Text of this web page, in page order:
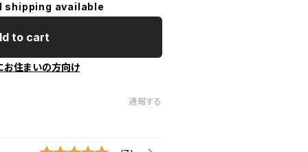
shipping available
to cart
お住まいの方向け
通報する